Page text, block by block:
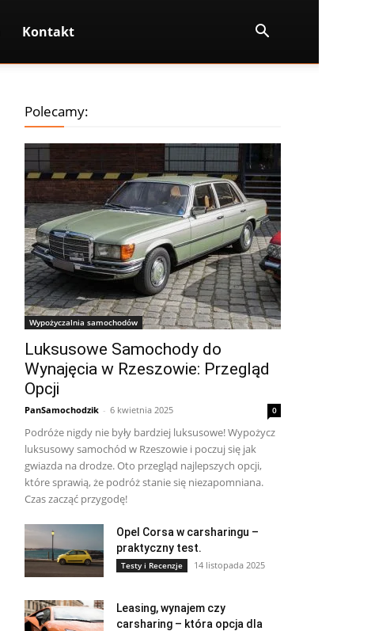
Kontakt
Polecamy:
Wypożyczalnia samochodów
Luksusowe Samochody do
Wynajęcia w Rzeszowie: Przegląd
Opcji
PanSamochodzik - 6 kwietnia 2025 0
Podróże nigdy nie były bardziej luksusowe! Wypożycz
luksusowy samochód w Rzeszowie i poczuj się jak
gwiazda na drodze. Oto przegląd najlepszych opcji,
które sprawią, że podróż stanie się niezapomniana.
Czas zacząć przygodę!
Opel Corsa w carsharingu –
praktyczny test.
Testy i Recenzje 14 listopada 2025
Leasing, wynajem czy
carsharing – która opcja dla